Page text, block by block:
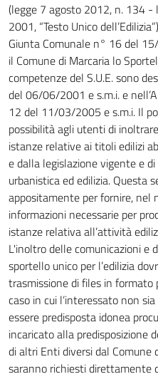
(legge 7 agosto 2012, n. 134 -
2001, “Testo Unico
Giunta Comunale n° 16 del
il Comune di Marcaria lo
competenze del S.U.E. sono
del 06/06/2001 e s.m.i. e
12 del 11/03/2005 e s.m.i. Il
possibilità agli utenti di
istanze relative ai titoli edilizi
e dalla legislazione vigente e
urbanistica ed edilizia. Questa
appositamente per fornire, nel
informazioni necessarie per
istanze relativa all’attività
L'inoltro delle comunicazioni e
sportello unico per l’edilizia
trasmissione di files in
caso in cui l’interessato non
essere predisposta idonea
incaricato alla predisposizione
di altri Enti diversi dal Comune
saranno richiesti direttamente